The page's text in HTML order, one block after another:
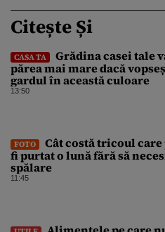
Citește Și
CASA TA
Grădina casei tale
părea mai mare dacă
gardul în această culoare
13:50
FOTO
Cât costă tricoul care
fi purtat o lună fără să
spălare
11:45